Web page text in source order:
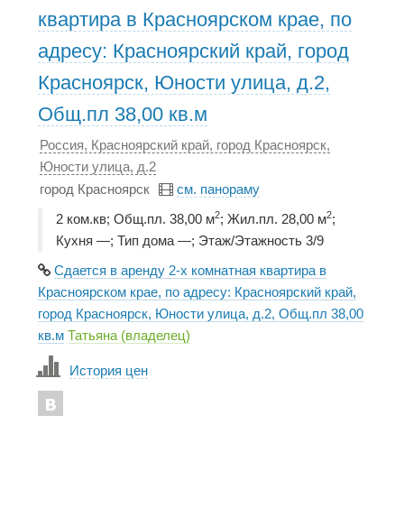
квартира в Красноярском крае, по
адресу: Красноярский край, город
Красноярск, Юности улица, д.2,
Общ.пл 38,00 кв.м
Россия, Красноярский край, город Красноярск,
Юности улица, д.2
город Красноярск
см. панораму
2 ком.кв; Общ.пл. 38,00 м2; Жил.пл. 28,00 м2;
Кухня —; Тип дома —; Этаж/Этажность 3/9
Сдается в аренду 2-х комнатная квартира в
Красноярском крае, по адресу: Красноярский край,
город Красноярск, Юности улица, д.2, Общ.пл 38,00
кв.м Татьяна (владелец)
История цен